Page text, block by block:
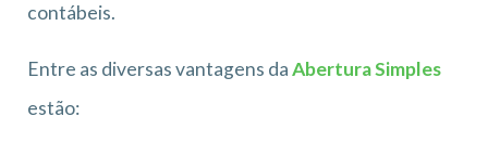
contábeis.
Entre as diversas vantagens daAbertura Simples
estão: